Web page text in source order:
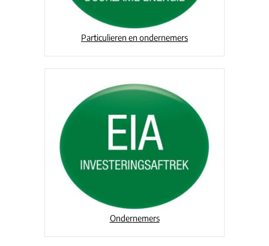
Particulieren en ondernemers
Ondernemers